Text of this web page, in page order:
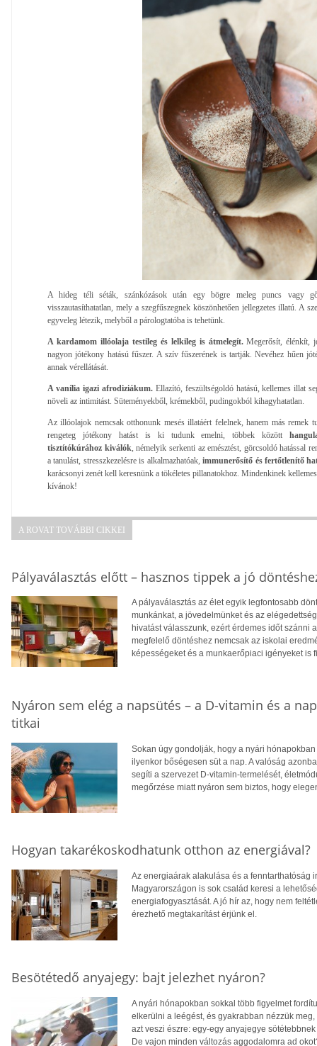
A hideg téli séták, szánkózások után egy bögre meleg puncs vagy
visszautasíthatatlan, mely a szegfűszegnek köszönhetően jellegzetes illatú. A
egyveleg létezik, melyből a párologtatóba is tehetünk.
A kardamom illóolaja testileg és lelkileg is átmelegít.Megerősít, élénkít,
nagyon jótékony hatású fűszer. A szív fűszerének is tartják. Nevéhez hűen
annak vérellátását.
A vanília igazi afrodiziákum.Ellazító, feszültségoldó hatású, kellemes illat
növeli az intimitást. Süteményekből, krémekből, pudingokból kihagyhatatlan.
Az illóolajok nemcsak otthonunk mesés illatáért felelnek, hanem más remek
rengeteg jótékony hatást is ki tudunk emelni, többek között
tisztítókúrához kiválók , némelyik serkenti az emésztést, görcsoldó hatással
a tanulást, stresszkezelésre is alkalmazhatóak,immunerősítő és fertőtlenítő
karácsonyi zenét kell keresnünk a tökéletes pillanatokhoz. Mindenkinek
kívánok!
A ROVAT TOVÁBBI CIKKEI
Pályaválasztás előtt – hasznos tippek a jó
A pályaválasztás az élet egyik legfontosabb
munkánkat, a jövedelmünket és az
hivatást válasszunk, ezért érdemes időt szánni
megfelelő döntéshez nemcsak az iskolai
képességeket és a munkaerőpiaci igényeket is
Nyáron sem elég a napsütés – a D-vitamin és a
titkai
Sokan úgy gondolják, hogy a nyári
ilyenkor bőségesen süt a nap. A valóság
segíti a szervezet D-vitamin-termelését,
megőrzése miatt nyáron sem biztos, hogy
Hogyan takarékoskodhatunk otthon az energiával?
Az energiaárak alakulása és a fenntarthatóság
Magyarországon is sok család keresi a
energiafogyasztását. A jó hír az, hogy nem
érezhető megtakarítást érjünk el.
Besötétedő anyajegy: bajt jelezhet nyáron?
A nyári hónapokban sokkal több figyelmet
elkerülni a leégést, és gyakrabban nézzük
azt veszi észre: egy-egy anyajegye
De vajon minden változás aggodalomra ad